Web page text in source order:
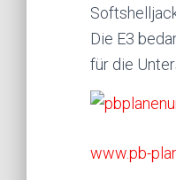
Die E3
für die
www.pb-